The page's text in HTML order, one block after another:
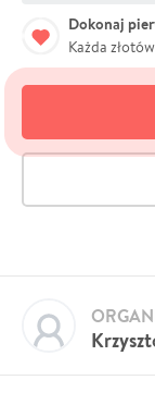
Dokonaj
Każda